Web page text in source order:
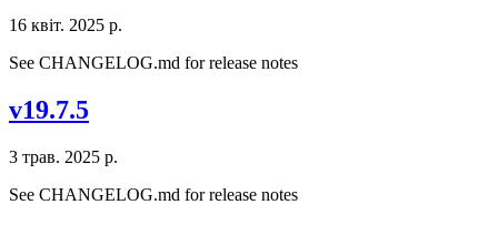
16 квіт. 2025 р.
See CHANGELOG.md for release notes
v19.7.5
3 трав. 2025 р.
See CHANGELOG.md for release notes